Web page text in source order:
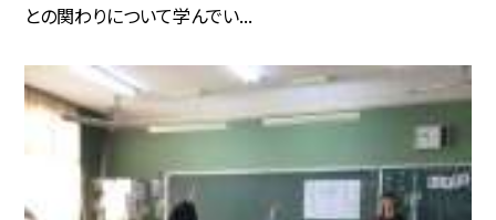
との関わりについて学んでい...